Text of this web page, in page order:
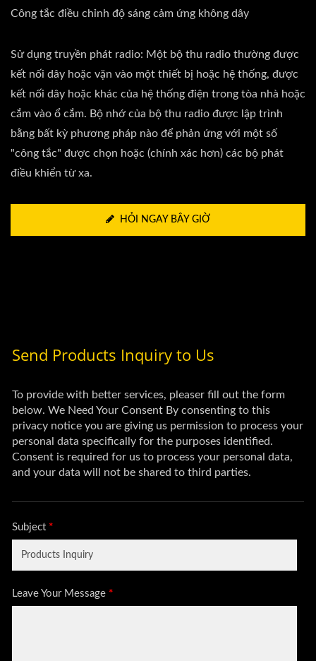
Công tắc điều chỉnh độ sáng cảm ứng không dây
Sử dụng truyền phát radio: Một bộ thu radio thường được
kết nối dây hoặc vặn vào một thiết bị hoặc hệ thống, được
kết nối dây hoặc khác của hệ thống điện trong tòa nhà hoặc
cắm vào ổ cắm. Bộ nhớ của bộ thu radio được lập trình
bằng bất kỳ phương pháp nào để phản ứng với một số
"công tắc" được chọn hoặc (chính xác hơn) các bộ phát
điều khiển từ xa.
HỎI NGAY BÂY GIỜ